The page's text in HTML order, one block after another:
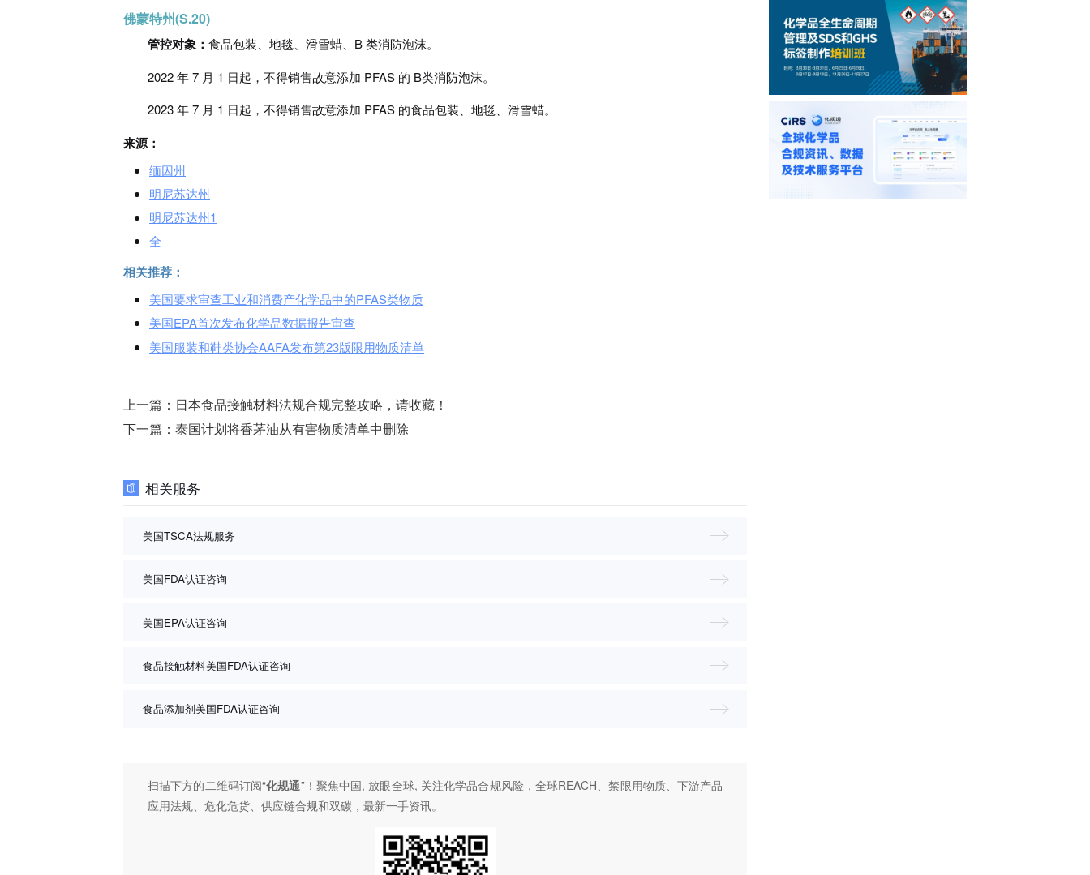
佛蒙特州(S.20)
管控对象： 食品包装、地毯、滑雪蜡、B 类消防泡沫。
2022 年 7 月 1 日起，不得销售故意添加 PFAS 的 B类消防泡沫。
2023 年 7 月 1 日起，不得销售故意添加 PFAS 的食品包装、地毯、滑雪蜡。
来源：
缅因州
明尼苏达州
明尼苏达州1
全
相关推荐：
美国要求审查工业和消费产化学品中的PFAS类物质
美国EPA首次发布化学品数据报告审查
美国服装和鞋类协会AAFA发布第23版限用物质清单
上一篇： 日本食品接触材料法规合规完整攻略，请收藏！
下一篇： 泰国计划将香茅油从有害物质清单中删除
相关服务
美国TSCA法规服务
美国FDA认证咨询
美国EPA认证咨询
食品接触材料美国FDA认证咨询
食品添加剂美国FDA认证咨询
扫描下方的二维码订阅“化规通”！聚焦中国, 放眼全球, 关注化学品合规风险，全球REACH、禁限用物质、下游产品
应用法规、危化危货、供应链合规和双碳，最新一手资讯。